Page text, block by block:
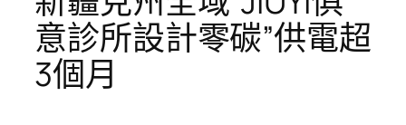
意診所設計零碳”供電超
3個月